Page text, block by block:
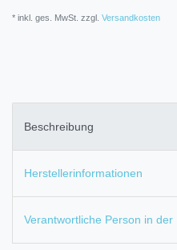
* inkl. ges. MwSt. zzgl. Versandkosten
Beschreibung
Herstellerinformationen
Verantwortliche Person in der